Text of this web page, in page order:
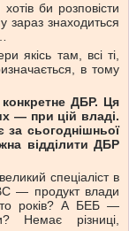
би розповісти
зараз знаходиться
якісь там, всі ті,
в тому
ДБР. Ця
— при цій владі.
сьогоднішньої
відділити ДБР
спеціаліст в
— продукт влади
років? А БЕБ —
Немає різниці,